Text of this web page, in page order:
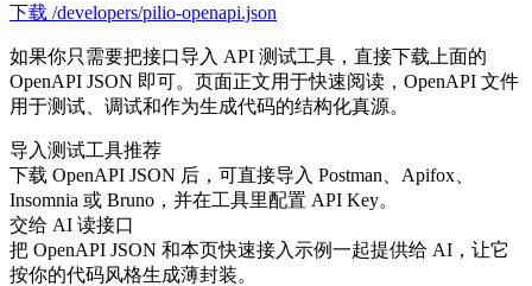
下载 /developers/pilio-openapi.json
如果你只需要把接口导入 API 测试工具，直接下载上面的
OpenAPI JSON 即可。页面正文用于快速阅读，OpenAPI 文件
用于测试、调试和作为生成代码的结构化真源。
导入测试工具推荐
下载 OpenAPI JSON 后，可直接导入 Postman、Apifox、
Insomnia 或 Bruno，并在工具里配置 API Key。
交给 AI 读接口
把 OpenAPI JSON 和本页快速接入示例一起提供给 AI，让它
按你的代码风格生成薄封装。